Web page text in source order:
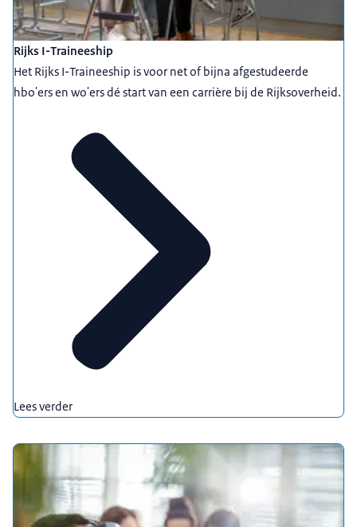
Rijks I-Traineeship
Het Rijks I-Traineeship is voor net of bijna afgestudeerde
hbo'ers en wo'ers dé start van een carrière bij de Rijksoverheid.
Lees verder